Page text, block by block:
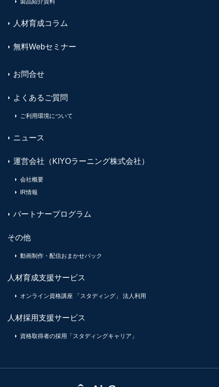
人材育成コラム
無料Webセミナー
お問合せ
よくあるご質問
ご利用環境について
ニュース
運営会社（KIYOラーニング株式会社）
会社概要
IR情報
パートナープログラム
その他
動画制作・配信おまかせパック
人材育成支援サービス
オンライン資格講座 「スタディング」 法人利用
人材採用支援サービス
資格取得者の採用「スタディングキャリア」